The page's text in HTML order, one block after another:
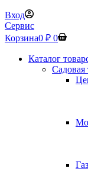
Вход
Сервис
Корзина0 ₽ 0
Каталог
Садовая